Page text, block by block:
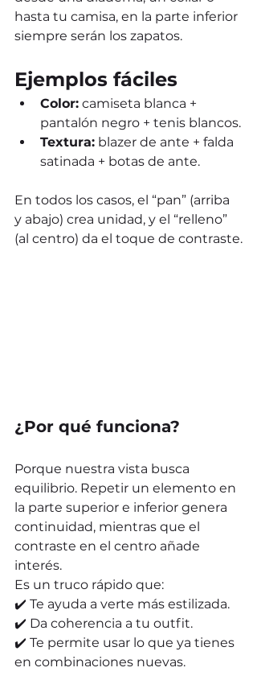
hasta tu camisa, en la parte inferior
siempre serán los zapatos.
Ejemplos fáciles
Color: camiseta blanca +
pantalón negro + tenis blancos.
Textura: blazer de ante + falda
satinada + botas de ante.
En todos los casos, el “pan” (arriba
y abajo) crea unidad, y el “relleno”
(al centro) da el toque de contraste.
¿Por qué funciona?
Porque nuestra vista busca
equilibrio. Repetir un elemento en
la parte superior e inferior genera
continuidad, mientras que el
contraste en el centro añade
interés.
Es un truco rápido que:
✔️ Te ayuda a verte más estilizada.
✔️ Da coherencia a tu outfit.
✔️ Te permite usar lo que ya tienes
en combinaciones nuevas.